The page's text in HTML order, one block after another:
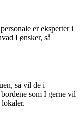
er eksperter i
I ønsker, så
så vil de i
som I gerne vil